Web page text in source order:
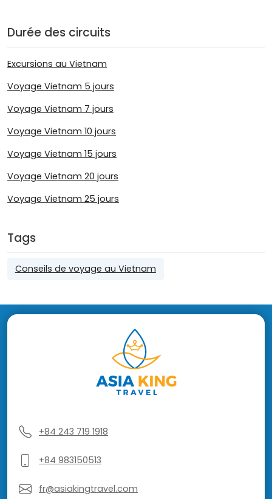
Durée des circuits
Excursions au Vietnam
Voyage Vietnam 5 jours
Voyage Vietnam 7 jours
Voyage Vietnam 10 jours
Voyage Vietnam 15 jours
Voyage Vietnam 20 jours
Voyage Vietnam 25 jours
Tags
Conseils de voyage au Vietnam
+84 243 719 1918
+84 983150513
fr@asiakingtravel.com